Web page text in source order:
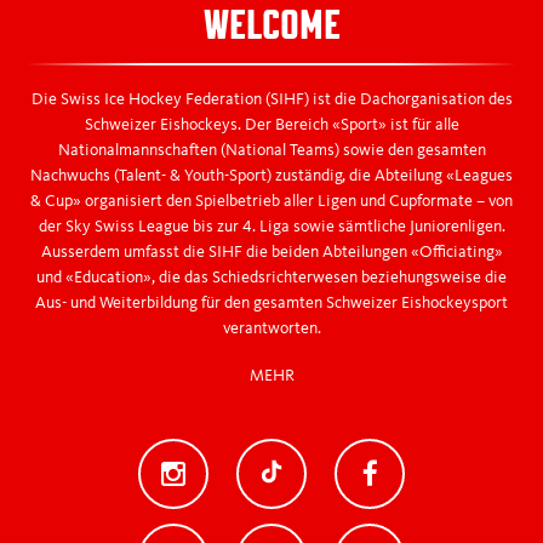
WELCOME
Die Swiss Ice Hockey Federation (SIHF) ist die Dachorganisation des
Schweizer Eishockeys. Der Bereich «Sport» ist für alle
Nationalmannschaften (National Teams) sowie den gesamten
Nachwuchs (Talent- & Youth-Sport) zuständig, die Abteilung «Leagues
& Cup» organisiert den Spielbetrieb aller Ligen und Cupformate – von
der Sky Swiss League bis zur 4. Liga sowie sämtliche Juniorenligen.
Ausserdem umfasst die SIHF die beiden Abteilungen «Officiating»
und «Education», die das Schiedsrichterwesen beziehungsweise die
Aus- und Weiterbildung für den gesamten Schweizer Eishockeysport
verantworten.
MEHR